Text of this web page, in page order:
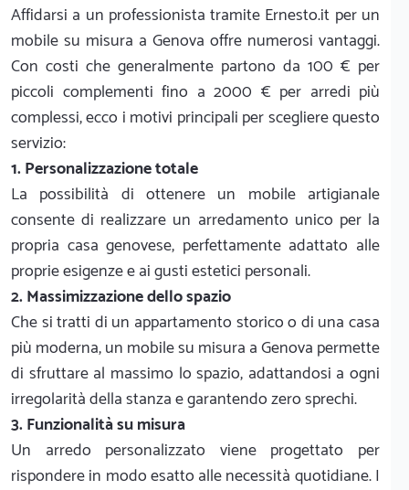
Affidarsi a un professionista tramite Ernesto.it per un
mobile su misura a Genova offre numerosi vantaggi.
Con costi che generalmente partono da 100 € per
piccoli complementi fino a 2000 € per arredi più
complessi, ecco i motivi principali per scegliere questo
servizio:
1. Personalizzazione totale
La possibilità di ottenere un mobile artigianale
consente di realizzare un arredamento unico per la
propria casa genovese, perfettamente adattato alle
proprie esigenze e ai gusti estetici personali.
2. Massimizzazione dello spazio
Che si tratti di un appartamento storico o di una casa
più moderna, un mobile su misura a Genova permette
di sfruttare al massimo lo spazio, adattandosi a ogni
irregolarità della stanza e garantendo zero sprechi.
3. Funzionalità su misura
Un arredo personalizzato viene progettato per
rispondere in modo esatto alle necessità quotidiane. I